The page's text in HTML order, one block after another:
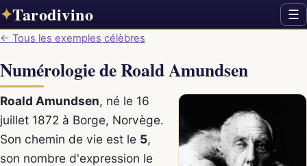
✦Tarodivino ☰
← Tous les exemples célèbres
Numérologie de Roald Amundsen
Roald Amundsen, né le 16
juillet 1872 à Borge, Norvège.
Son chemin de vie est le 5,
son nombre d'expression le